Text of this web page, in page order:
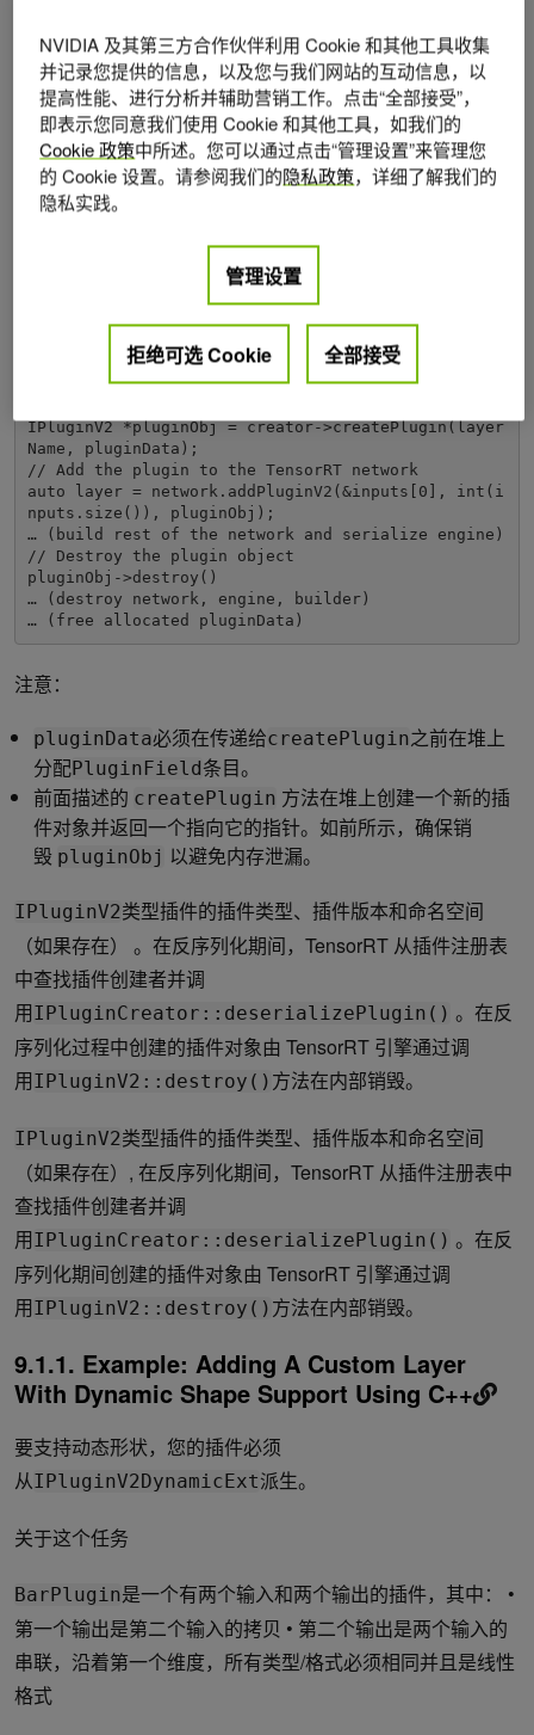
addPluginV2()将插件添加到 TensorRT 网络，该插件
使用给定插件创建网络层。
例如，您可以将插件层添加到您的网络，如下所示：
// Look up the plugin in the registry
auto creator = getPluginRegistry()->getPluginCreat
// Populate the fields parameters for the plugin l
PluginFieldCollection *pluginData = parseAndFillFi
elds(pluginFC, layerFields);
// Create the plugin object using the layerName an
IPluginV2 *pluginObj = creator->createPlugin(layer
Name, pluginData);
// Add the plugin to the TensorRT network
auto layer = network.addPluginV2(&inputs[0], int(i
nputs.size()), pluginObj);
… (build rest of the network and serialize engine)
// Destroy the plugin object
pluginObj->destroy()
… (destroy network, engine, builder)
… (free allocated pluginData)
注意：
pluginData必须在传递给createPlugin之前在堆上
分配PluginField条目。
前面描述的 createPlugin 方法在堆上创建一个新的插
件对象并返回一个指向它的指针。如前所示，确保销
毁 pluginObj 以避免内存泄漏。
IPluginV2类型插件的插件类型、插件版本和命名空间
（如果存在） 。在反序列化期间，TensorRT 从插件注册表
中查找插件创建者并调
用IPluginCreator::deserializePlugin() 。在反
序列化过程中创建的插件对象由 TensorRT 引擎通过调
用IPluginV2::destroy() 方法在内部销毁。
IPluginV2类型插件的插件类型、插件版本和命名空间
（如果存在）, 在反序列化期间，TensorRT 从插件注册表中
查找插件创建者并调
用IPluginCreator::deserializePlugin() 。在反
序列化期间创建的插件对象由 TensorRT 引擎通过调
用IPluginV2::destroy() 方法在内部销毁。
9.1.1. Example: Adding A Custom Layer
With Dynamic Shape Support Using C++
要支持动态形状，您的插件必须
从IPluginV2DynamicExt派生。
关于这个任务
BarPlugin是一个有两个输入和两个输出的插件，其中： •
第一个输出是第二个输入的拷贝 • 第二个输出是两个输入的
串联，沿着第一个维度，所有类型/格式必须相同并且是线性
格式
NVIDIA 及其第三方合作伙伴利用 Cookie 和其他工具收集
并记录您提供的信息，以及您与我们网站的互动信息，以
提高性能、进行分析并辅助营销工作。点击“全部接受”，
即表示您同意我们使用 Cookie 和其他工具，如我们的
Cookie 政策中所述。您可以通过点击“管理设置”来管理您
的 Cookie 设置。请参阅我们的隐私政策，详细了解我们的
隐私实践。
管理设置
拒绝可选 Cookie 全部接受